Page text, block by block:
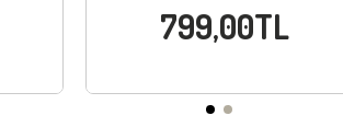
799,00TL